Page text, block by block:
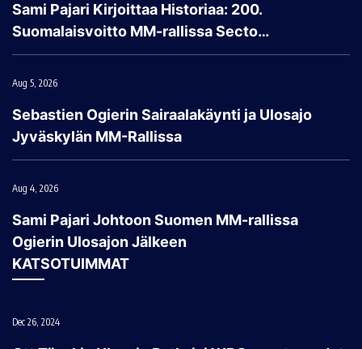
Sami Pajari Kirjoittaa Historiaa: 200.
Suomalaisvoitto MM-rallissa Secto…
Aug 5, 2026
Sebastien Ogierin Sairaalakäynti ja Ulosajo
Jyväskylän MM-Rallissa
Aug 4, 2026
Sami Pajari Johtoon Suomen MM-rallissa
Ogierin Ulosajon Jälkeen
KATSOTUIMMAT
Dec 26, 2024